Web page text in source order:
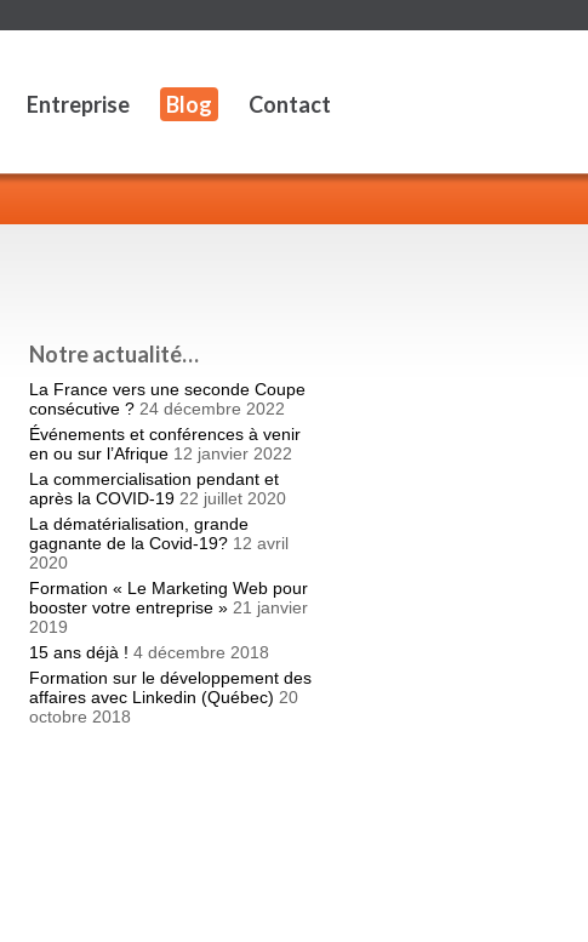
Entreprise Blog Contact
Notre actualité…
La France vers une seconde Coupe
consécutive ? 24 décembre 2022
Événements et conférences à venir
en ou sur l’Afrique 12 janvier 2022
La commercialisation pendant et
après la COVID-19 22 juillet 2020
La dématérialisation, grande
gagnante de la Covid-19? 12 avril
2020
Formation « Le Marketing Web pour
booster votre entreprise » 21 janvier
2019
15 ans déjà ! 4 décembre 2018
Formation sur le développement des
affaires avec Linkedin (Québec) 20
octobre 2018